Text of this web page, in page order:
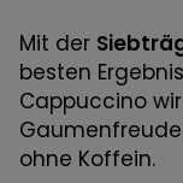
Mit der
besten
Cappuccino
ohne Koffein.